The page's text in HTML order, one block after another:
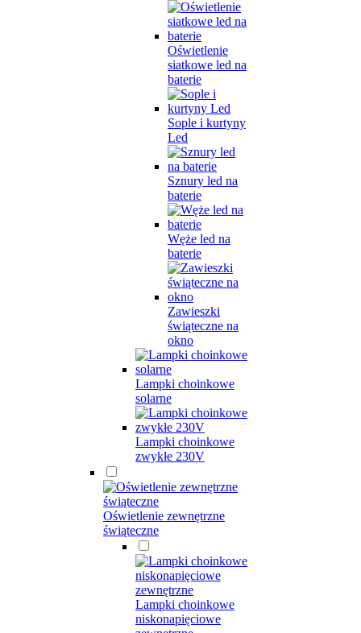
Oświetlenie
siatkowe led na
baterie
Sople i kurtyny
Led
Sznury led na
baterie
Węże led na
baterie
Zawieszki
świąteczne na
okno
Lampki choinkowe
solarne
Lampki choinkowe
zwykłe 230V
Oświetlenie zewnętrzne
świąteczne
Lampki choinkowe
niskonapięciowe